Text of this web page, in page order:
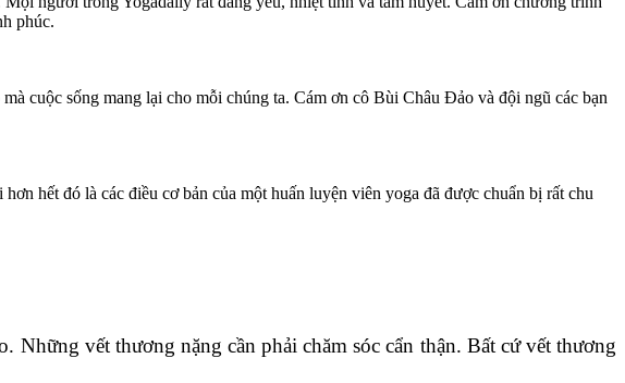
phúc.
cuộc sống mang lại cho mỗi chúng ta. Cám ơn cô Bùi Châu Đảo và đội ngũ các bạn
hết đó là các điều cơ bản của một huấn luyện viên yoga đã được chuẩn bị rất chu
vết thương nặng cần phải chăm sóc cẩn thận. Bất cứ vết thương